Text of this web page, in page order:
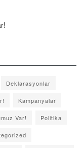
Deklarasyonlar
Kampanyalar
Var! Politika